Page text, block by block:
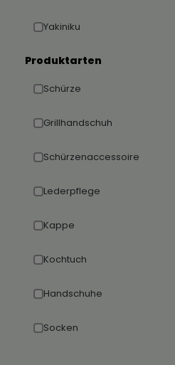
Yakiniku
Produktarten
Schürze
Grillhandschuh
Schürzenaccessoire
Lederpflege
Kappe
Kochtuch
Handschuhe
Socken